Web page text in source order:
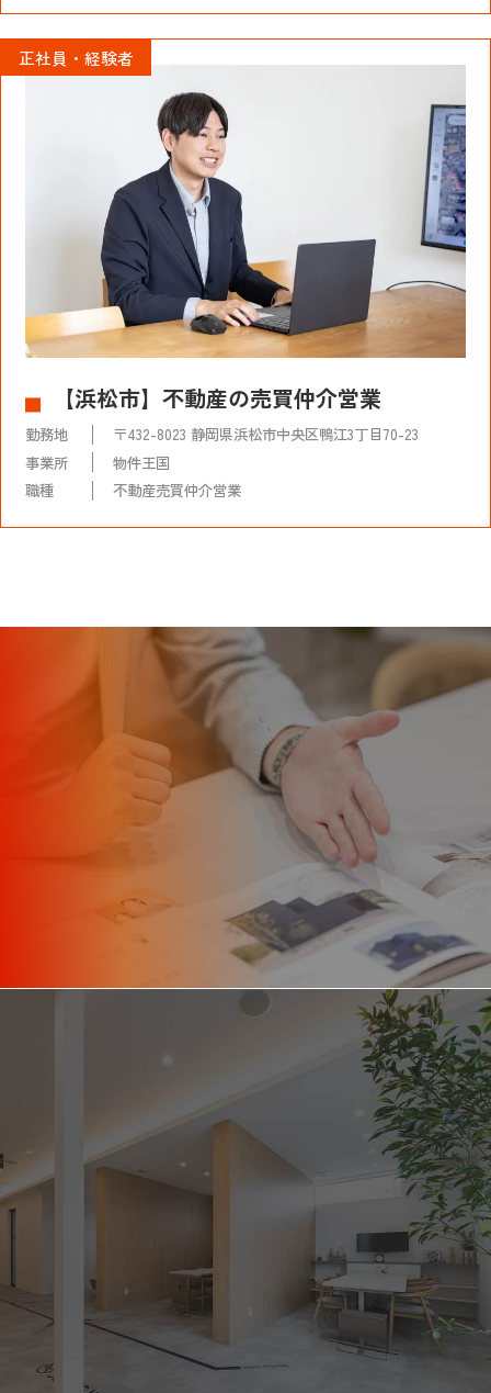
正社員・経験者
【浜松市】不動産の売買仲介営業
勤務地
〒432-8023 静岡県浜松市中央区鴨江3丁目70-23
事業所
物件王国
職種
不動産売買仲介営業
応募の前に、
まずは面談でお話ししませんか？
カジュアル面談
住宅業界の
未来をともにつくる。
LIFEFUNDに応募する